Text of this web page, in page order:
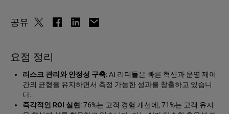
공유
요점 정리
리스크 관리와 안정성 구축: AI 리더들은 빠른 혁신과 운영 제어
간의 균형을 유지하면서 측정 가능한 성과를 창출하고 있습니
다.
즉각적인 ROI 실현: 76%는 고객 경험 개선에, 71%는 고객 유지